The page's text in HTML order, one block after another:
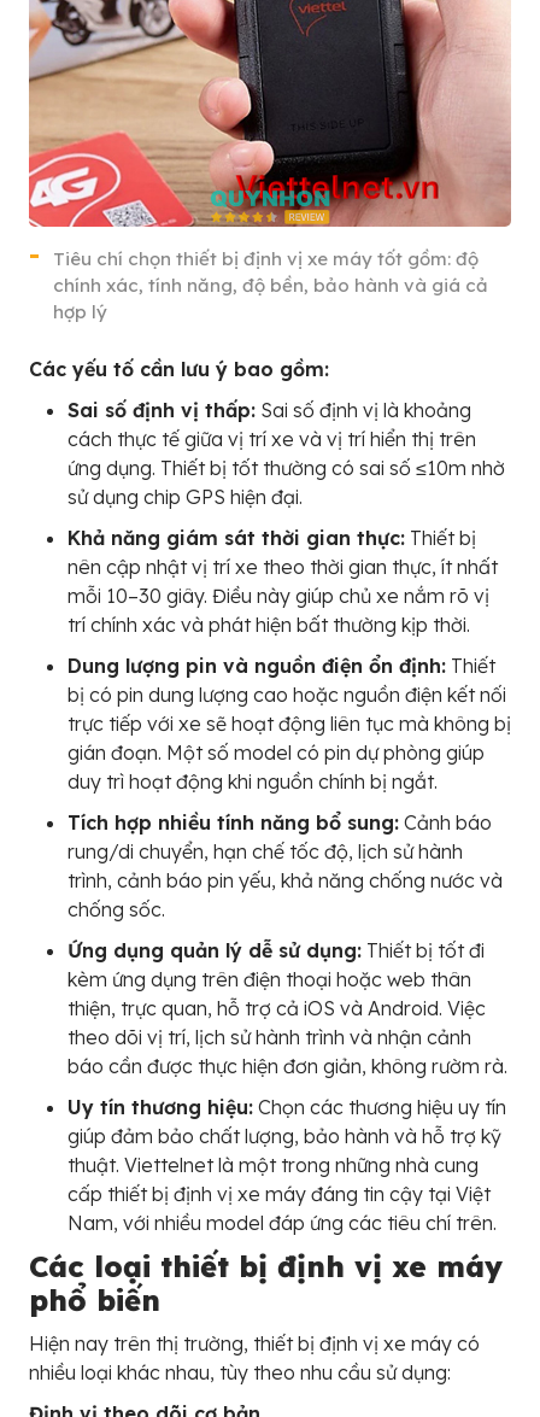
Tiêu chí chọn thiết bị định vị xe máy tốt gồm: độ
chính xác, tính năng, độ bền, bảo hành và giá cả
hợp lý
Các yếu tố cần lưu ý bao gồm:
Sai số định vị thấp: Sai số định vị là khoảng
cách thực tế giữa vị trí xe và vị trí hiển thị trên
ứng dụng. Thiết bị tốt thường có sai số ≤10m nhờ
sử dụng chip GPS hiện đại.
Khả năng giám sát thời gian thực: Thiết bị
nên cập nhật vị trí xe theo thời gian thực, ít nhất
mỗi 10–30 giây. Điều này giúp chủ xe nắm rõ vị
trí chính xác và phát hiện bất thường kịp thời.
Dung lượng pin và nguồn điện ổn định: Thiết
bị có pin dung lượng cao hoặc nguồn điện kết nối
trực tiếp với xe sẽ hoạt động liên tục mà không bị
gián đoạn. Một số model có pin dự phòng giúp
duy trì hoạt động khi nguồn chính bị ngắt.
Tích hợp nhiều tính năng bổ sung: Cảnh báo
rung/di chuyển, hạn chế tốc độ, lịch sử hành
trình, cảnh báo pin yếu, khả năng chống nước và
chống sốc.
Ứng dụng quản lý dễ sử dụng: Thiết bị tốt đi
kèm ứng dụng trên điện thoại hoặc web thân
thiện, trực quan, hỗ trợ cả iOS và Android. Việc
theo dõi vị trí, lịch sử hành trình và nhận cảnh
báo cần được thực hiện đơn giản, không rườm rà.
Uy tín thương hiệu: Chọn các thương hiệu uy tín
giúp đảm bảo chất lượng, bảo hành và hỗ trợ kỹ
thuật. Viettelnet là một trong những nhà cung
cấp thiết bị định vị xe máy đáng tin cậy tại Việt
Nam, với nhiều model đáp ứng các tiêu chí trên.
Các loại thiết bị định vị xe máy
phổ biến
Hiện nay trên thị trường, thiết bị định vị xe máy có
nhiều loại khác nhau, tùy theo nhu cầu sử dụng: